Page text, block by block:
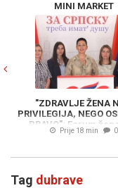
MINI MARKET
"ZDRAVLJE ŽENA
PRIVILEGIJA, NEGO
PRAVO": Forum
pokreće inicijativu za
Prije 18 min 0
Tag dubrave